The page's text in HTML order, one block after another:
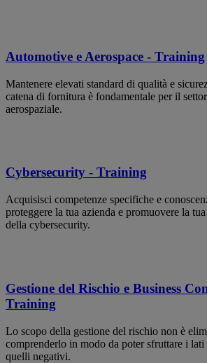
Automotive e Aerospace - Training
Mantenere elevati standard di qualità e
catena di fornitura è fondamentale per il
aerospaziale.
Cybersecurity - Training
Acquisisci competenze specifiche e
proteggere la tua azienda e promuovere la
della cybersecurity.
Gestione del Rischio e Business
Training
Lo scopo della gestione del rischio non è
comprenderlo in modo da poter sfruttare i
quelli negativi.